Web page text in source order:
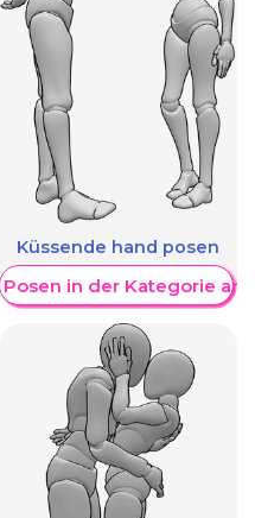
Küssende hand posen
Posen in der Kategorie